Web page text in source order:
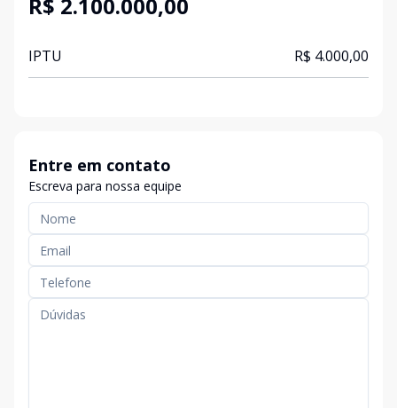
IPTU R$ 4.000,00
Entre em contato
Escreva para nossa equipe